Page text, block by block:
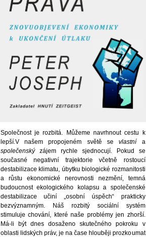
Společnost je rozbitá. Můžeme navrhnout cestu k
lepší.V našem propojeném světě sevlastnía
společenskýzájem rychle sjednocují. Pokud se
současné negativní trajektorie včetně rostoucí
destabilizace klimatu, úbytku biologické rozmanitosti
a růstu ekonomické nerovnosti nezmění, temná
budoucnost ekologického kolapsu a společenské
destabilizace učiní „osobní úspěch“ prakticky
bezvýznamným. Náš rozbitý sociální systém
stimuluje chování, které naše problémy jen zhorší.
Má-li být dnes dosaženo skutečného pokroku v
oblasti lidských práv, je na čase hlouběji prozkoumat